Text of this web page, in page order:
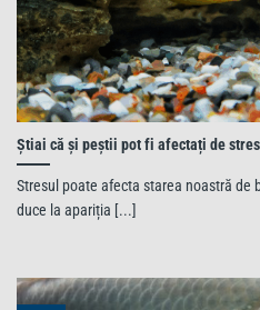
Știai că și peștii pot fi afectați de
Stresul poate afecta starea noastră de
duce la apariția [...]